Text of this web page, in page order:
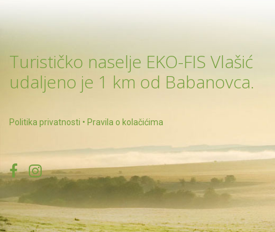
Turističko naselje EKO-FIS Vlašić
udaljeno je 1 km od Babanovca.
Politika privatnosti • Pravila o kolačićima